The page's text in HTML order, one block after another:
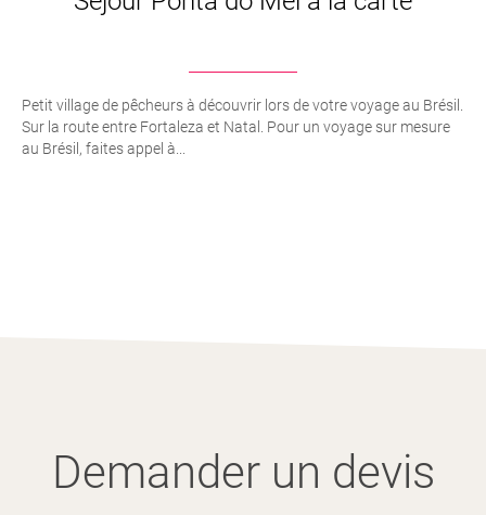
Petit village de pêcheurs à découvrir lors de votre voyage au Brésil.
Sur la route entre Fortaleza et Natal. Pour un voyage sur mesure
au Brésil, faites appel à...
Demander un devis